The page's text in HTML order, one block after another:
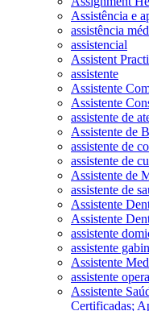
Assistência e
assistência
assistencial
Assistent
assistente
Assistente
Assistente
assistente de
Assistente de
assistente de
assistente de
Assistente de
assistente de
Assistente
Assistente
assistente
assistente
Assistente
assistente
Assistente
Certificadas;